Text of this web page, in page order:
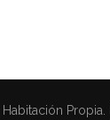
Habitación Propia.